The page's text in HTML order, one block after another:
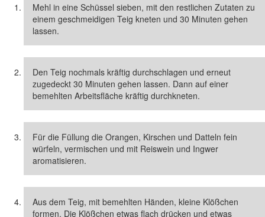
Mehl in eine Schüssel sieben, mit den restlichen Zutaten zu
einem geschmeidigen Teig kneten und 30 Minuten gehen
lassen.
Den Teig nochmals kräftig durchschlagen und erneut
zugedeckt 30 Minuten gehen lassen. Dann auf einer
bemehlten Arbeitsfläche kräftig durchkneten.
Für die Füllung die Orangen, Kirschen und Datteln fein
würfeln, vermischen und mit Reiswein und Ingwer
aromatisieren.
Aus dem Teig, mit bemehlten Händen, kleine Klößchen
formen. Die Klößchen etwas flach drücken und etwas